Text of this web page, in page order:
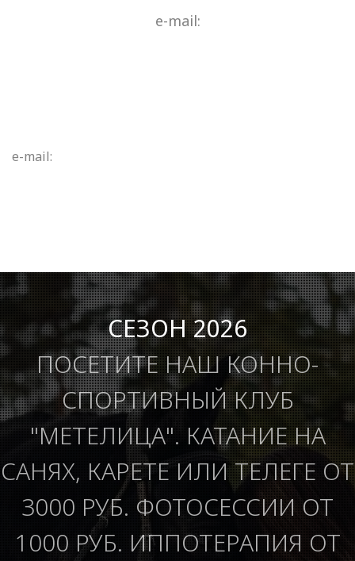
e-mail:
e-mail:
СЕЗОН 2026
ПОСЕТИТЕ НАШ КОННО-
СПОРТИВНЫЙ КЛУБ
"МЕТЕЛИЦА". КАТАНИЕ НА
САНЯХ, КАРЕТЕ ИЛИ ТЕЛЕГЕ ОТ
3000 РУБ. ФОТОСЕССИИ ОТ
1000 РУБ. ИППОТЕРАПИЯ ОТ